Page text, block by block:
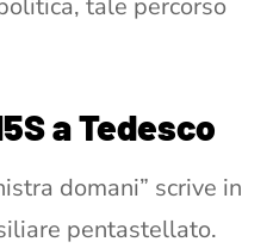
tale percorso
a Tedesco
domani” scrive in
pentastellato.